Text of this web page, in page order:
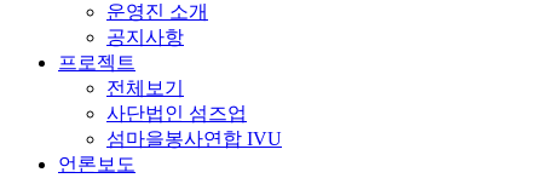
운영진 소개
공지사항
프로젝트
전체보기
사단법인 섬즈업
섬마을봉사연합 IVU
언론보도